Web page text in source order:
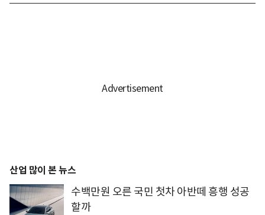
산업 많이 본 뉴스
수백만원 오른 국민 첫차 아반떼 흥행 성공
할까